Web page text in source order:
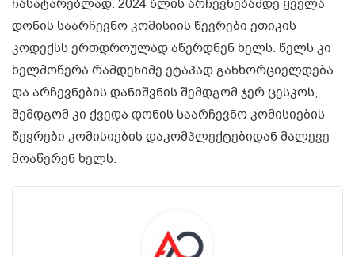
ჩასატარებლად. 2024 წლის არჩევნებამდე ყველა
დონის საარჩევნო კომისიის წევრები ეთიკის
კოდექსს ერთდროულად აწერდნენ ხელს. წელს კი
ხელმოწერა რამდენიმე ეტაპად განხორციელდება
და არჩევნების დანიშვნის შემდგომ ჯერ ცესკოს,
შემდგომ კი ქვედა დონის საარჩევნო კომისიების
წევრები კომისიების დაკომპლექტებიდან მალევე
მოაწერენ ხელს.